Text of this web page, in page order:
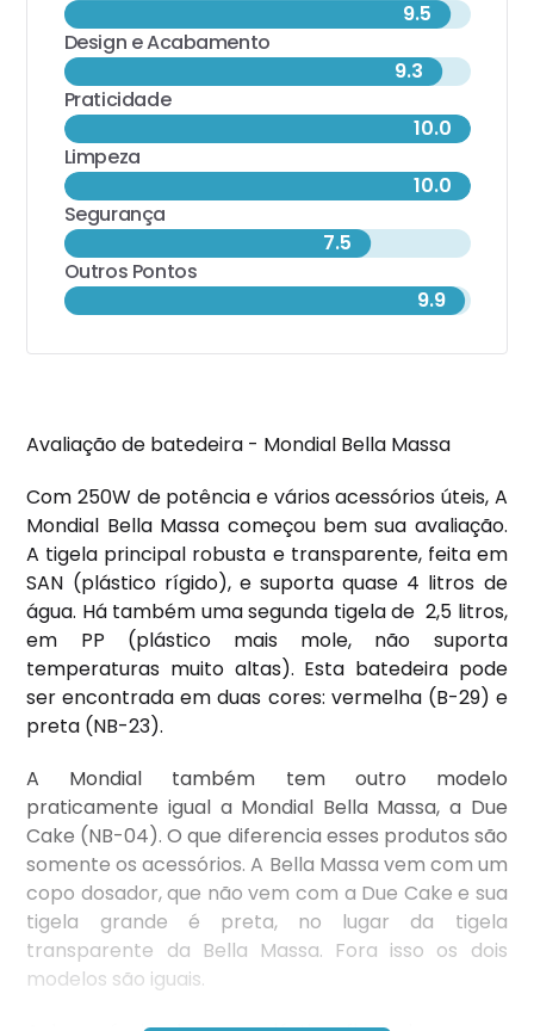
9.5
Design e Acabamento
9.3
Praticidade
10.0
Limpeza
10.0
Segurança
7.5
Outros Pontos
9.9
Avaliação de batedeira - Mondial Bella Massa
Com 250W de potência e vários acessórios úteis, A
Mondial Bella Massa começou bem sua avaliação.
A tigela principal robusta e transparente, feita em
SAN (plástico rígido), e suporta quase 4 litros de
água. Há também uma segunda tigela de 2,5 litros,
em PP (plástico mais mole, não suporta
temperaturas muito altas). Esta batedeira pode
ser encontrada em duas cores: vermelha (B-29) e
preta (NB-23).
A Mondial também tem outro modelo
praticamente igual a Mondial Bella Massa, a Due
Cake (NB-04). O que diferencia esses produtos são
somente os acessórios. A Bella Massa vem com um
copo dosador, que não vem com a Due Cake e sua
tigela grande é preta, no lugar da tigela
transparente da Bella Massa. Fora isso os dois
modelos são iguais.